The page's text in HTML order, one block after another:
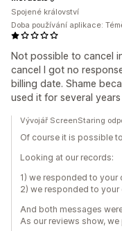
Not possible to cancel
cancel I got no
billing date. Shame
used it for several
Spojené království
Doba používání aplikace:
Vývojář ScreenStaring
Of course it is possible
Looking at our records:
1) we responded to your
2) we responded to
And both messages
As our reviews show,